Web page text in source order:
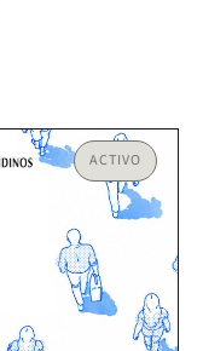
ACTIVO